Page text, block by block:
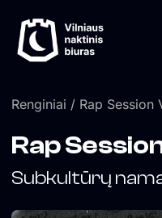
prie
turinio
Renginiai / Rap Session
Rap
Subkultūrų